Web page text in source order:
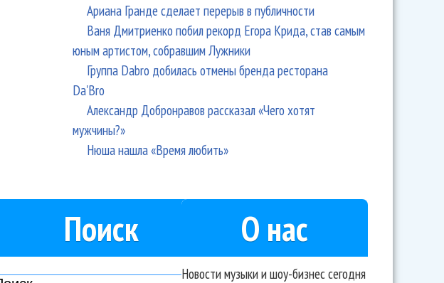
Ариана Гранде сделает перерыв в публичности
Ваня Дмитриенко побил рекорд Егора Крида, став самым
юным артистом, собравшим Лужники
Группа Dabro добилась отмены бренда ресторана
Da'Bro
Александр Добронравов рассказал «Чего хотят
мужчины?»
Нюша нашла «Время любить»
Поиск О нас
Новости музыки и шоу-бизнес сегодня